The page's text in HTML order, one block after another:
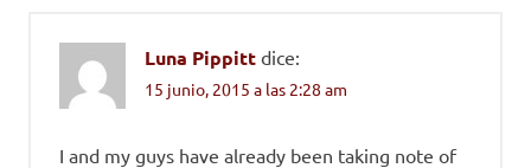
Luna Pippitt dice:
15 junio, 2015 a las 2:28 am
I and my guys have already been taking note of